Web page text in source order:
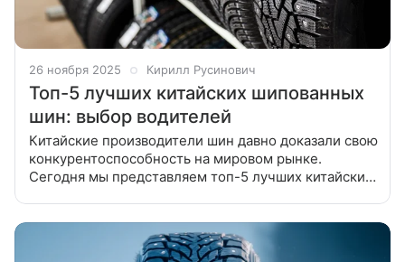
26 ноября 2025 Кирилл Русинович
Топ-5 лучших китайских шипованных
шин: выбор водителей
Китайские производители шин давно доказали свою
конкурентоспособность на мировом рынке.
Сегодня мы представляем топ-5 лучших китайских